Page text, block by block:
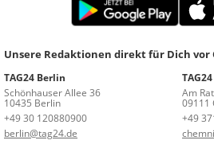
Unsere Redaktionen direkt für Dich vor
TAG24 Berlin
Schönhauser Allee 36
10435 Berlin
+49 30 120880900
berlin@tag24.de
Am
09111
+49